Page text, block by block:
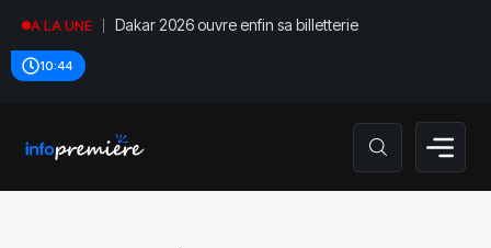
A LA UNE Dakar 2026 ouvre enfin sa billetterie
10:44